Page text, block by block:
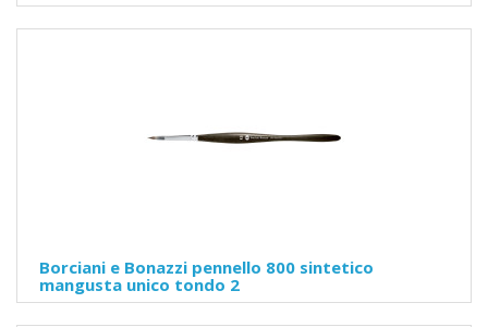
Borciani e Bonazzi pennello 800 sintetico
mangusta unico tondo 2